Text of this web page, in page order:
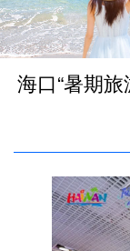
海口“暑期